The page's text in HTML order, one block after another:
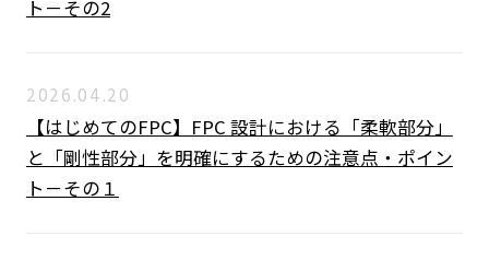
ト－その2
2026.04.20
【はじめてのFPC】FPC 設計における「柔軟部分」
と「剛性部分」を明確にするための注意点・ポイン
ト－その１